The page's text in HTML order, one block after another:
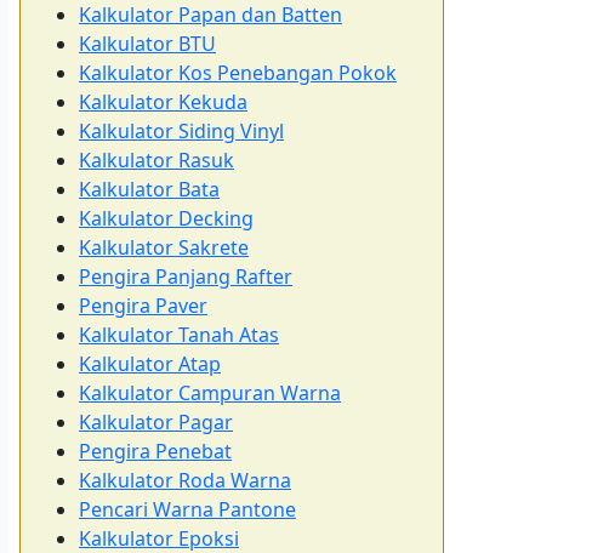
Kalkulator Papan dan Batten
Kalkulator BTU
Kalkulator Kos Penebangan Pokok
Kalkulator Kekuda
Kalkulator Siding Vinyl
Kalkulator Rasuk
Kalkulator Bata
Kalkulator Decking
Kalkulator Sakrete
Pengira Panjang Rafter
Pengira Paver
Kalkulator Tanah Atas
Kalkulator Atap
Kalkulator Campuran Warna
Kalkulator Pagar
Pengira Penebat
Kalkulator Roda Warna
Pencari Warna Pantone
Kalkulator Epoksi